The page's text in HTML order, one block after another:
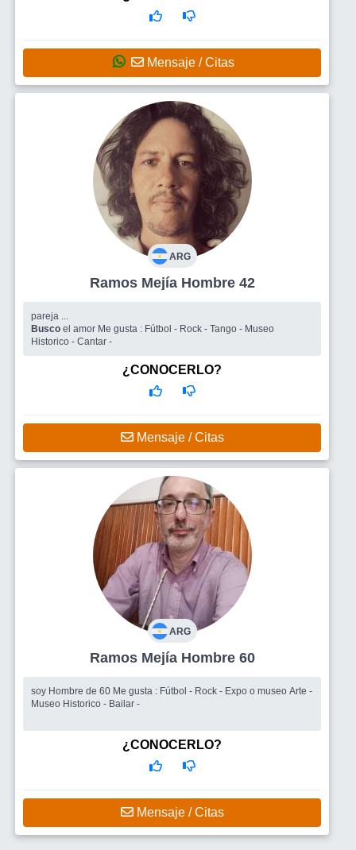
Mensaje / Citas
ARG
Ramos Mejía Hombre 42
pareja ...
Busco el amor Me gusta : Fútbol - Rock - Tango - Museo
Historico - Cantar -
¿CONOCERLO?
Mensaje / Citas
ARG
Ramos Mejía Hombre 60
soy Hombre de 60 Me gusta : Fútbol - Rock - Expo o museo Arte -
Museo Historico - Bailar -
¿CONOCERLO?
Mensaje / Citas